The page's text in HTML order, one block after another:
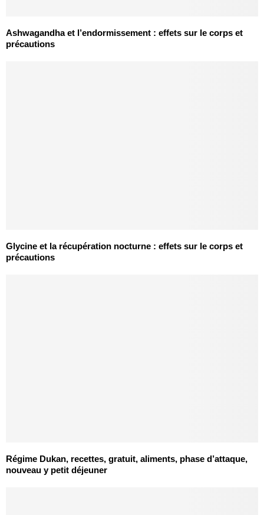
Ashwagandha et l’endormissement : effets sur le corps et
précautions
Glycine et la récupération nocturne : effets sur le corps et
précautions
Régime Dukan, recettes, gratuit, aliments, phase d’attaque,
nouveau y petit déjeuner